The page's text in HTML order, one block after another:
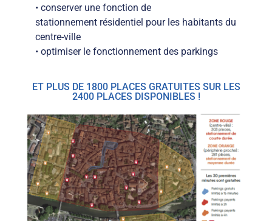
• conserver une fonction de
stationnement résidentiel pour les habitants du
centre-ville
• optimiser le fonctionnement des parkings
ET PLUS DE 1800 PLACES GRATUITES SUR LES
2400 PLACES DISPONIBLES !